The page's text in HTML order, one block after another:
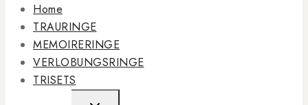
Home
TRAURINGE
MEMOIRERINGE
VERLOBUNGSRINGE
TRISETS